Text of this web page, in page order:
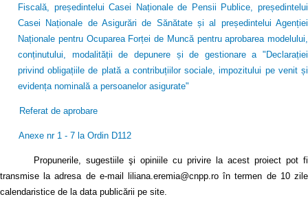
Fiscală, președintelui Casei Naționale de Pensii Publice, președintelui
Casei Naționale de Asigurări de Sănătate și al președintelui Agenției
Naționale pentru Ocuparea Forței de Muncă pentru aprobarea modelului,
conținutului, modalității de depunere și de gestionare a "Declarației
privind obligațiile de plată a contribuțiilor sociale, impozitului pe venit și
evidența nominală a persoanelor asigurate"
Referat de aprobare
Anexe nr 1 - 7 la Ordin D112
Propunerile, sugestiile şi opiniile cu privire la acest proiect pot fi
transmise la adresa de e-mail liliana.eremia@cnpp.ro în termen de 10 zile
calendaristice de la data publicării pe site.